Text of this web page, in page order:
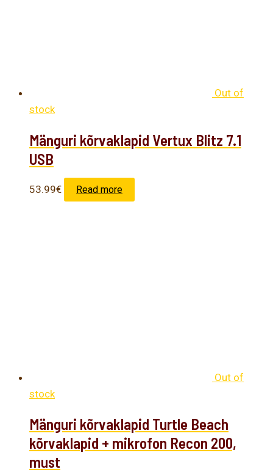
Out of
stock
Mänguri kõrvaklapid Vertux Blitz 7.1
USB
53.99€ Read more
Out of
stock
Mänguri kõrvaklapid Turtle Beach
kõrvaklapid + mikrofon Recon 200,
must